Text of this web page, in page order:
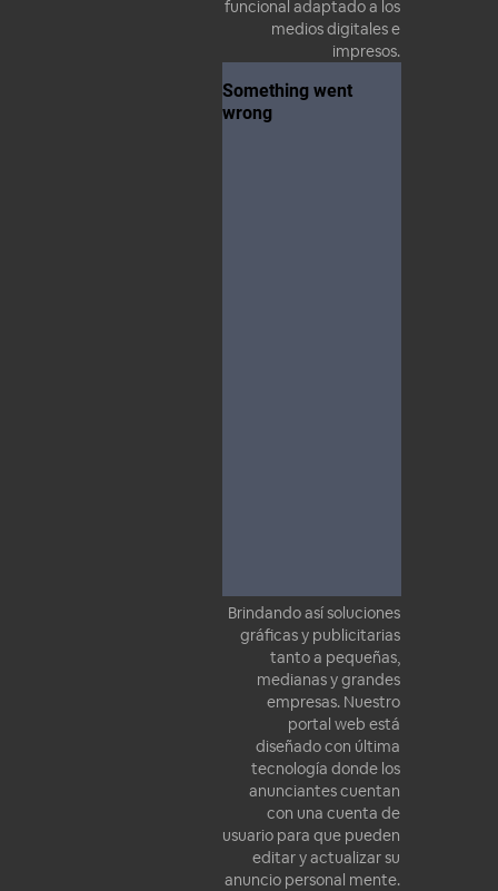
funcional adaptado a los
medios digitales e
impresos.
Brindando así soluciones
gráficas y publicitarias
tanto a pequeñas,
medianas y grandes
empresas. Nuestro
portal web está
diseñado con última
tecnología donde los
anunciantes cuentan
con una cuenta de
usuario para que pueden
editar y actualizar su
anuncio personal mente.